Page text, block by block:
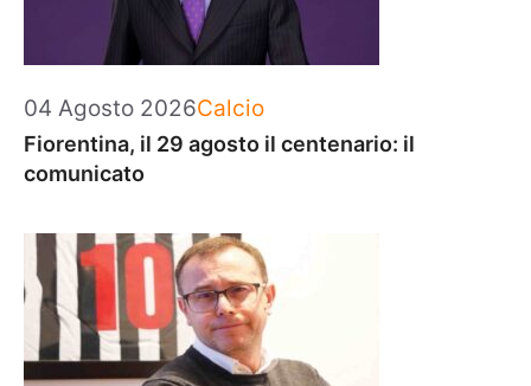
04 Agosto 2026Categorie
Calcio
Fiorentina, il 29 agosto il centenario: il
comunicato